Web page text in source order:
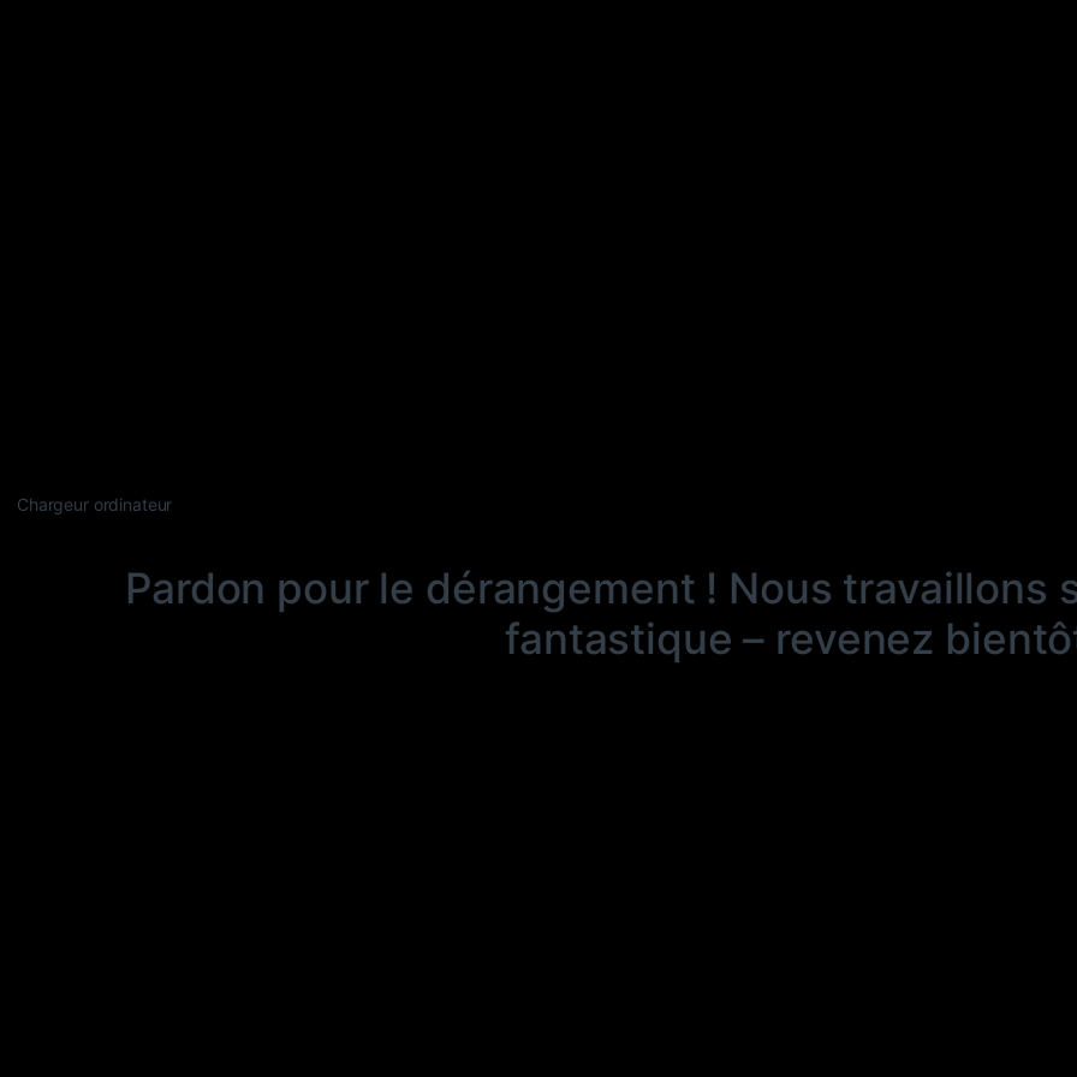
Chargeur ordinateur
Pardon pour le dérangement ! Nous travaillons
fantastique – revenez